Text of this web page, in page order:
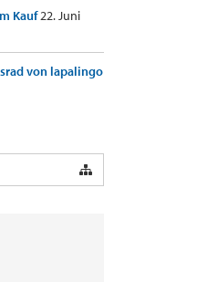
Kauf22. Juni
von lapalingo